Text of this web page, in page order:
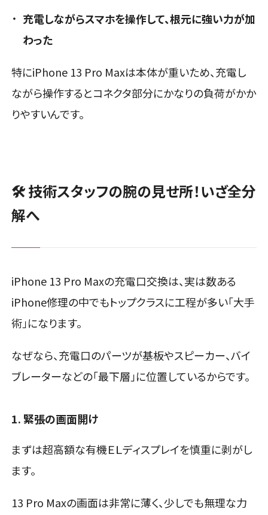
充電しながらスマホを操作して、根元に強い力が加
わった
特にiPhone 13 Pro Maxは本体が重いため、充電し
ながら操作するとコネクタ部分にかなりの負荷がかか
りやすいんです。
🛠️ 技術スタッフの腕の見せ所！いざ全分
解へ
iPhone 13 Pro Maxの充電口交換は、実は数ある
iPhone修理の中でもトップクラスに工程が多い「大手
術」になります。
なぜなら、充電口のパーツが基板やスピーカー、バイ
ブレーターなどの「最下層」に位置しているからです。
1. 緊張の画面開け
まずは超高額な有機ＥＬディスプレイを慎重に剥がし
ます。
13 Pro Maxの画面は非常に薄く、少しでも無理な力